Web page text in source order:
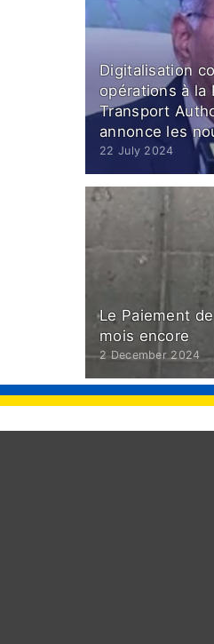
Digitalisation
opérations à la
Transport
annonce les
22 July 2024
Le Paiement
mois encore
2 December 2024